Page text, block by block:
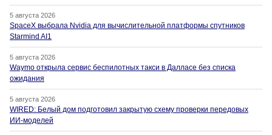
5 августа 2026
SpaceX выбрала Nvidia для вычислительной платформы спутников
Starmind AI1
5 августа 2026
Waymo открыла сервис беспилотных такси в Далласе без списка
ожидания
5 августа 2026
WIRED: Белый дом подготовил закрытую схему проверки передовых
ИИ-моделей